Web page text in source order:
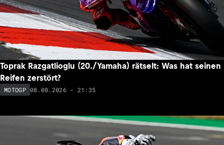
Toprak Razgatlioglu (20./Yamaha) rätselt: Was hat seinen
Reifen zerstört?
MOTOGP 08.08.2026 - 21:35